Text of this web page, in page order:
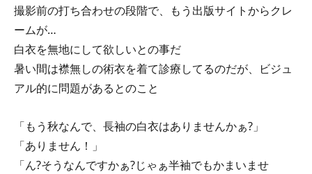
撮影前の打ち合わせの段階で、もう出版サイトからクレ
ームが…
白衣を無地にして欲しいとの事だ
暑い間は襟無しの術衣を着て診療してるのだが、ビジュ
アル的に問題があるとのこと
「もう秋なんで、長袖の白衣はありませんかぁ?」
「ありません！」
「ん?そうなんですかぁ?じゃぁ半袖でもかまいませ